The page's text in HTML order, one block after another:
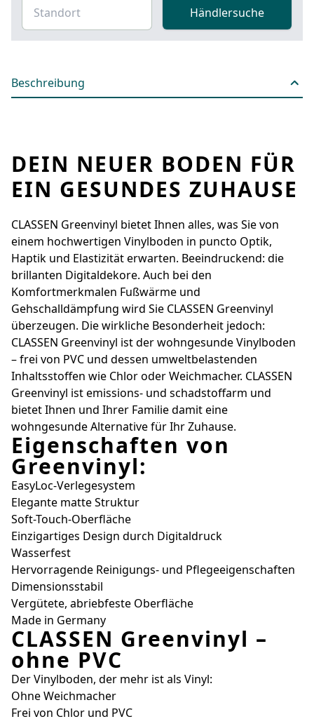
Händlersuche
Beschreibung
DEIN NEUER BODEN FÜR
EIN GESUNDES ZUHAUSE
CLASSEN Greenvinyl bietet Ihnen alles, was Sie von
einem hochwertigen Vinylboden in ­puncto Optik,
Haptik und Elastizität erwarten. Beeindruckend: die
brillanten Digital­dekore. Auch bei den
Komfortmerkmalen Fußwärme und
Gehschalldämpfung wird Sie ­CLASSEN Greenvinyl
überzeugen. Die wirkliche ­Besonderheit jedoch:
CLASSEN Greenvinyl ist der wohngesunde Vinylboden
– frei von PVC und dessen umwelt­belastenden
Inhaltsstoffen wie Chlor oder Weichmacher. CLASSEN
Greenvinyl ist emissions- und schadstoffarm und
bietet Ihnen und Ihrer Familie damit eine
wohngesunde Alternative für Ihr Zuhause.
Eigenschaften von
Greenvinyl:
EasyLoc-Verlegesystem
Elegante matte Struktur
Soft-Touch-Oberfläche
Einzigartiges Design durch Digitaldruck
Wasserfest
Hervorragende Reinigungs- und Pflegeeigenschaften
Dimensionsstabil
Vergütete, abriebfeste Oberfläche
Made in Germany
CLASSEN Greenvinyl –
ohne PVC
Der Vinylboden, der mehr ist als Vinyl:
Ohne Weichmacher
Frei von Chlor und PVC